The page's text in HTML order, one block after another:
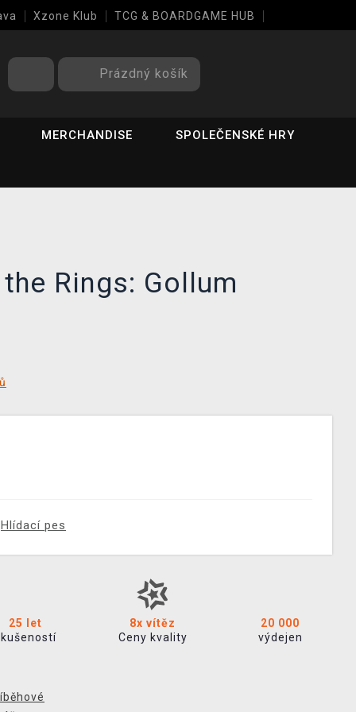
Xzone Klub TCG & BOARDGAME HUB
Prázdný košík
MERCHANDISE SPOLEČENSKÉ HRY
Rings: Gollum
Hlídací pes
25 let
8x vítěz
Ceny kvality
20 000
výdejen